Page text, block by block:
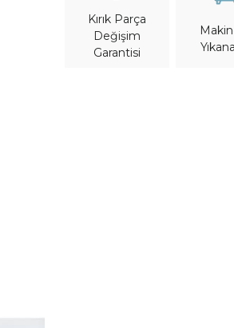
Kırık Parça
Değişim
Garantisi